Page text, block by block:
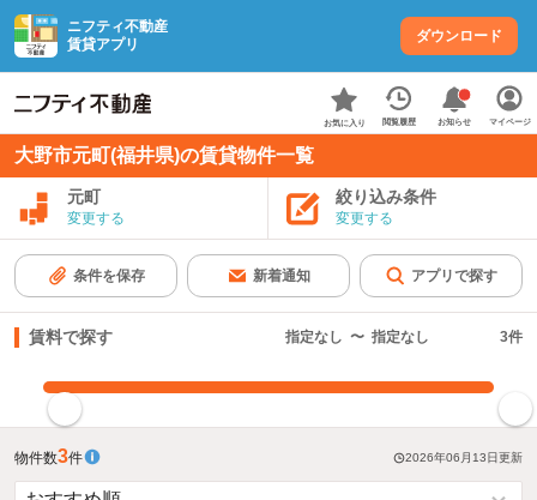
ニフティ不動産
賃貸アプリ
ダウンロード
お気に入り 閲覧履歴 お知らせ マイページ
大野市元町(福井県)の賃貸物件一覧
元町
変更する
絞り込み条件
変更する
条件を保存 新着通知 アプリで探す
賃料で探す 指定なし 〜 指定なし 3件
物件数3件 2026年06月13日更新